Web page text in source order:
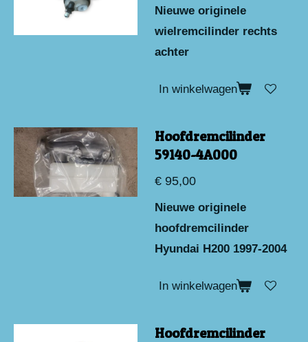
Nieuwe originele
wielremcilinder rechts
achter
In winkelwagen
Hoofdremcilinder
59140-4A000
€ 95,00
Nieuwe originele
hoofdremcilinder
Hyundai H200 1997-2004
In winkelwagen
Hoofdremcilinder